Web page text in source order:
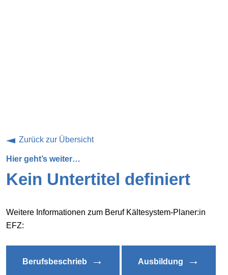
Zurück zur Übersicht
Hier geht’s weiter…
Kein Untertitel definiert
Weitere Informationen zum Beruf Kältesystem-Planer:in
EFZ:
Berufsbeschrieb → Ausbildung →